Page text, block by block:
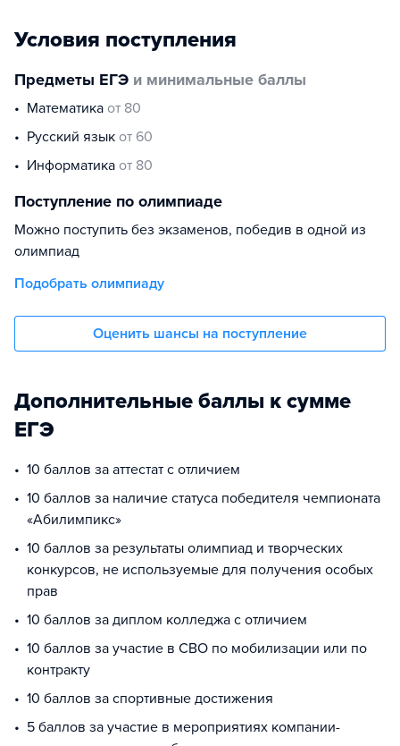
Условия поступления
Предметы ЕГЭ и минимальные баллы
математика от 80
русский язык от 60
информатика от 80
Поступление по олимпиаде
Можно поступить без экзаменов, победив в одной из
олимпиад
Подобрать олимпиаду
Оценить шансы на поступление
Дополнительные баллы к сумме
ЕГЭ
10 баллов за аттестат с отличием
10 баллов за наличие статуса победителя чемпионата
«Абилимпикс»
10 баллов за результаты олимпиад и творческих
конкурсов, не используемые для получения особых
прав
10 баллов за диплом колледжа с отличием
10 баллов за участие в СВО по мобилизации или по
контракту
10 баллов за спортивные достижения
5 баллов за участие в мероприятиях компании-